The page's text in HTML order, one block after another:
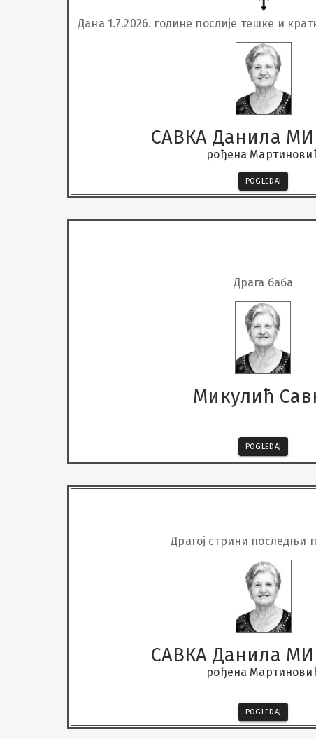
Дана 1.7.2026. године послије тешке и
САВКА Данила
рођена
POGLEDAJ
Драга баба
Микулић
POGLEDAJ
Драгој стрини последњи
САВКА Данила
рођена
POGLEDAJ